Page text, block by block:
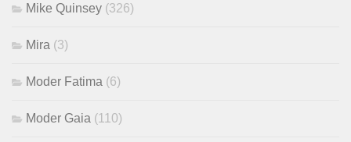
Mike Quinsey (326)
Mira (3)
Moder Fatima (6)
Moder Gaia (110)